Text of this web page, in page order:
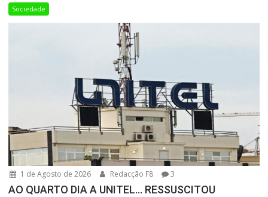
Sociedade
1 de Agosto de 2026 Redacção F8 3
AO QUARTO DIA A UNITEL… RESSUSCITOU